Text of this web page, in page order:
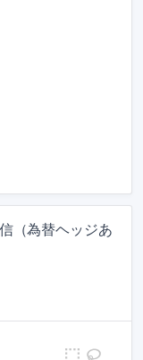
（為替ヘッジあ